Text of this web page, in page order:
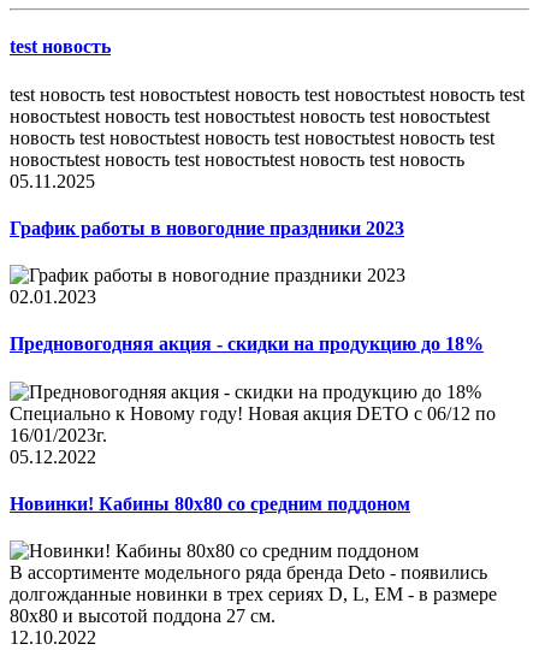
test новость
test новость test новостьtest новость test новостьtest новость test
новостьtest новость test новостьtest новость test новостьtest
новость test новостьtest новость test новостьtest новость test
новостьtest новость test новостьtest новость test новость
05.11.2025
График работы в новогодние праздники 2023
02.01.2023
Предновогодняя акция - скидки на продукцию до 18%
Специально к Новому году! Новая акция DETO c 06/12 по
16/01/2023г.
05.12.2022
Новинки! Кабины 80x80 со средним поддоном
В ассортименте модельного ряда бренда Deto - появились
долгожданные новинки в трех сериях D, L, EM - в размере
80x80 и высотой поддона 27 см.
12.10.2022